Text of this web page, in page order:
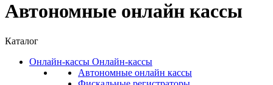
Автономные онлайн кассы
Каталог
Онлайн-кассы Онлайн-кассы
Автономные онлайн кассы